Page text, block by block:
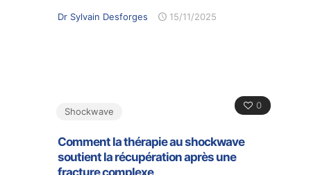
Dr Sylvain Desforges 15/11/2025
0
Shockwave
Comment la thérapie au shockwave
soutient la récupération après une
fracture complexe